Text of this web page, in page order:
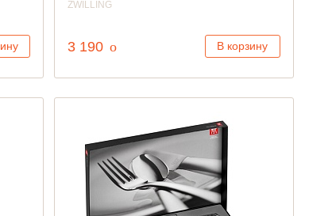
ZWILLING
3 190 руб.
o В корзину